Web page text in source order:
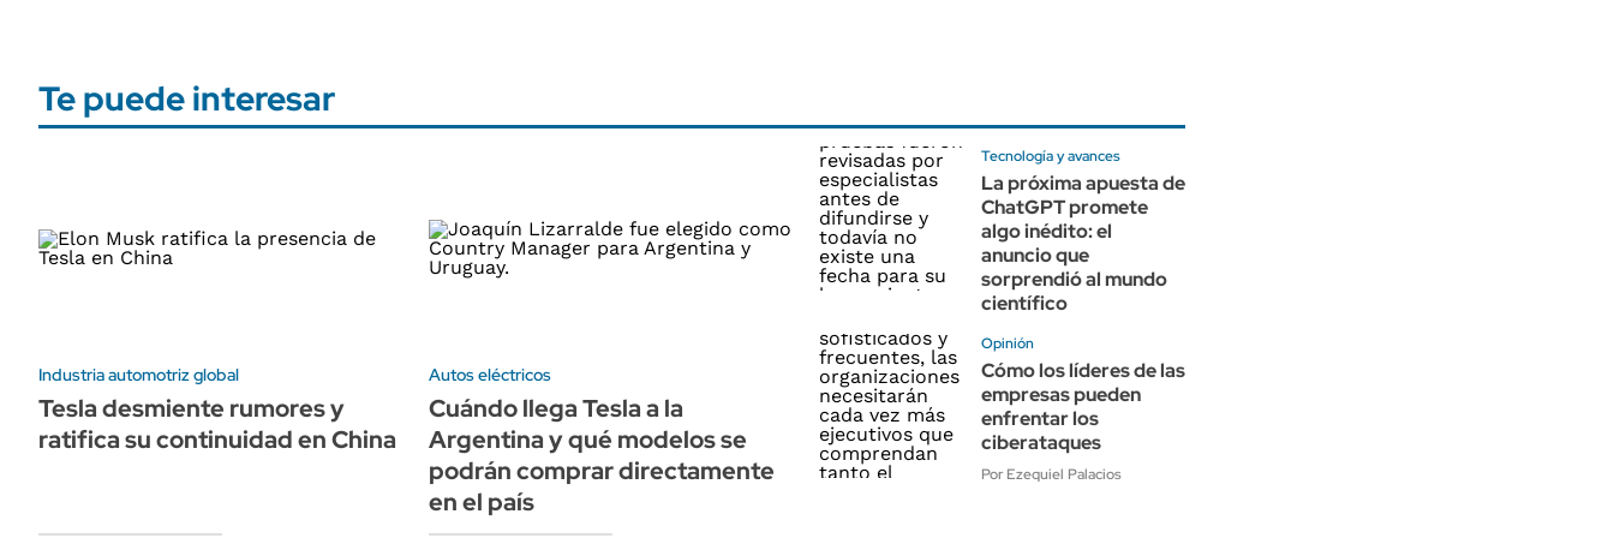
Te puede interesar
Industria automotriz global
Tesla desmiente rumores y
ratifica su continuidad en China
Autos eléctricos
Cuándo llega Tesla a la
Argentina y qué modelos se
podrán comprar directamente
en el país
Tecnología y avances
La próxima apuesta de
ChatGPT promete
algo inédito: el
anuncio que
sorprendió al mundo
científico
Opinión
Cómo los líderes de las
empresas pueden
enfrentar los
ciberataques
Por Ezequiel Palacios